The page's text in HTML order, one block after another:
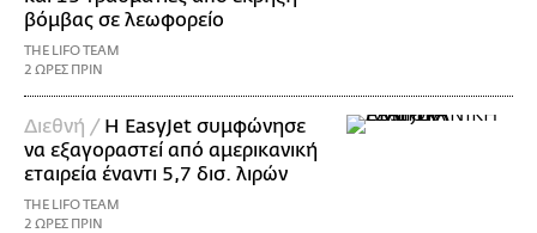
βόμβας σε λεωφορείο
THE LIFO TEAM
2 ΩΡΕΣ ΠΡΙΝ
Διεθνή / Η EasyJet συμφώνησε
να εξαγοραστεί από αμερικανική
εταιρεία έναντι 5,7 δισ. λιρών
THE LIFO TEAM
2 ΩΡΕΣ ΠΡΙΝ